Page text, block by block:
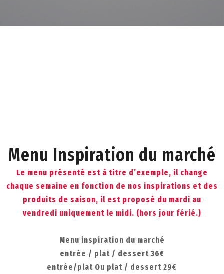
Menu Inspiration du marché
Le menu présenté est à titre d’exemple, il change
chaque semaine en fonction de nos inspirations et des
produits de saison, il est proposé du mardi au
vendredi uniquement le midi. (hors jour férié.)
Menu inspiration du marché
entrée / plat / dessert 36€
entrée/plat Ou plat / dessert 29€